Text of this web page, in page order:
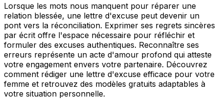
Lorsque les mots nous manquent pour réparer une
relation blessée, une lettre d'excuse peut devenir un
pont vers la réconciliation. Exprimer ses regrets sincères
par écrit offre l'espace nécessaire pour réfléchir et
formuler des excuses authentiques. Reconnaître ses
erreurs représente un acte d'amour profond qui atteste
votre engagement envers votre partenaire. Découvrez
comment rédiger une lettre d'excuse efficace pour votre
femme et retrouvez des modèles gratuits adaptables à
votre situation personnelle.